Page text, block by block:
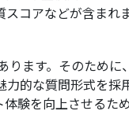
コアなどが含まれ
ます。そのために
的な質問形式を採
験を向上させるた